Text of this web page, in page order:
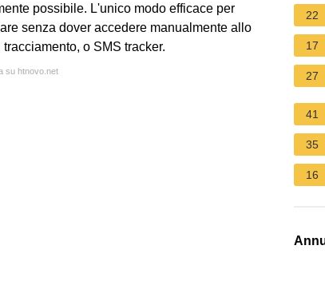
possibile. L'unico modo efficace per
senza dover accedere manualmente allo
o SMS tracker.
su htnovo.net
22
17
27
41
35
16